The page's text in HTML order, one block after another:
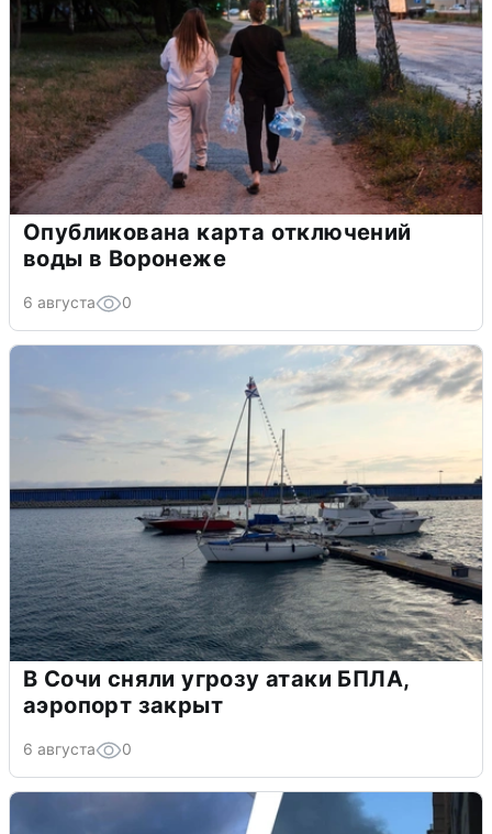
Опубликована карта отключений
воды в Воронеже
6 августа 0
В Сочи сняли угрозу атаки БПЛА,
аэропорт закрыт
6 августа 0